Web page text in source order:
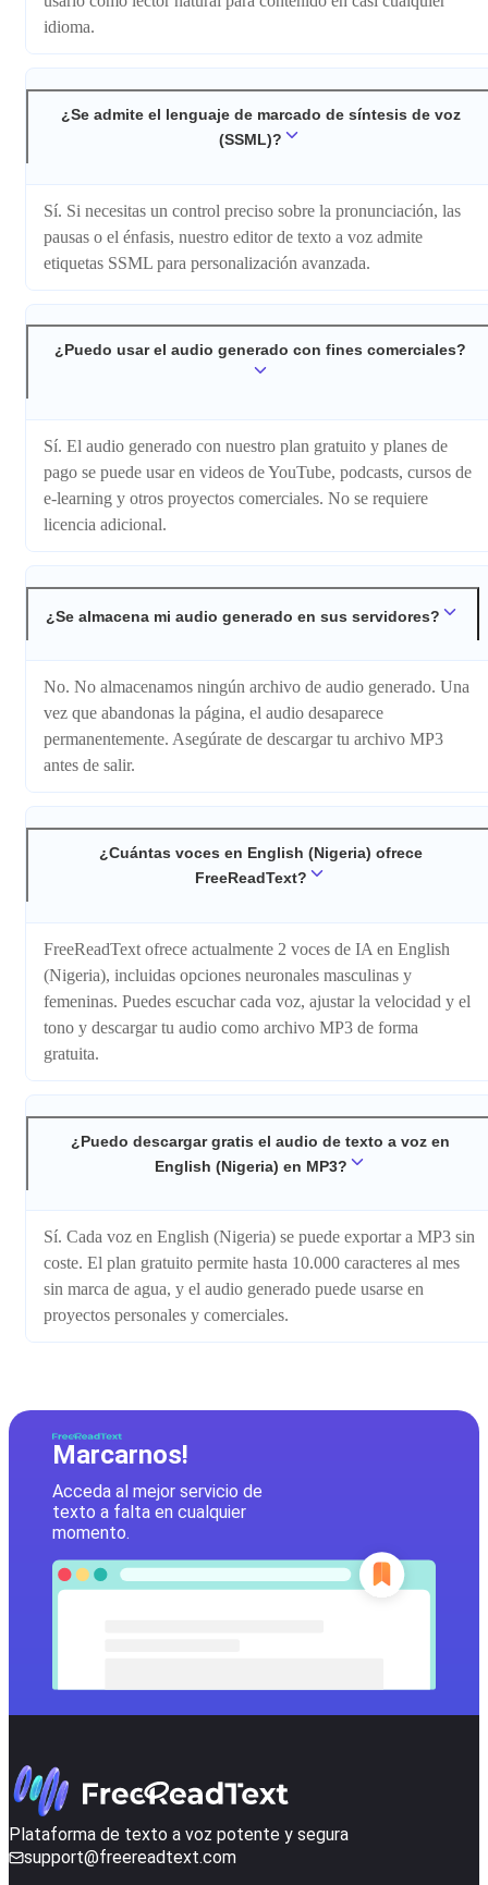
idioma.
¿Se admite el lenguaje de marcado de síntesis de voz
(SSML)?
Sí. Si necesitas un control preciso sobre la pronunciación, las
pausas o el énfasis, nuestro editor de texto a voz admite
etiquetas SSML para personalización avanzada.
¿Puedo usar el audio generado con fines comerciales?
Sí. El audio generado con nuestro plan gratuito y planes de
pago se puede usar en videos de YouTube, podcasts, cursos de
e-learning y otros proyectos comerciales. No se requiere
licencia adicional.
¿Se almacena mi audio generado en sus servidores?
No. No almacenamos ningún archivo de audio generado. Una
vez que abandonas la página, el audio desaparece
permanentemente. Asegúrate de descargar tu archivo MP3
antes de salir.
¿Cuántas voces en English (Nigeria) ofrece
FreeReadText?
FreeReadText ofrece actualmente 2 voces de IA en English
(Nigeria), incluidas opciones neuronales masculinas y
femeninas. Puedes escuchar cada voz, ajustar la velocidad y el
tono y descargar tu audio como archivo MP3 de forma
gratuita.
¿Puedo descargar gratis el audio de texto a voz en
English (Nigeria) en MP3?
Sí. Cada voz en English (Nigeria) se puede exportar a MP3 sin
coste. El plan gratuito permite hasta 10.000 caracteres al mes
sin marca de agua, y el audio generado puede usarse en
proyectos personales y comerciales.
Marcarnos!
Acceda al mejor servicio de
texto a falta en cualquier
momento.
Plataforma de texto a voz potente y segura
support@freereadtext.com